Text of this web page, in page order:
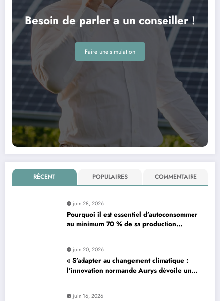
Besoin de parler a un conseiller !
Faire une simulation
RÉCENT POPULAIRES COMMENTAIRE
juin 28, 2026
Pourquoi il est essentiel d’autoconsommer
au minimum 70 % de sa production
juin 20, 2026
« S’adapter au changement climatique :
l’innovation normande Aurys dévoile un
juin 16, 2026